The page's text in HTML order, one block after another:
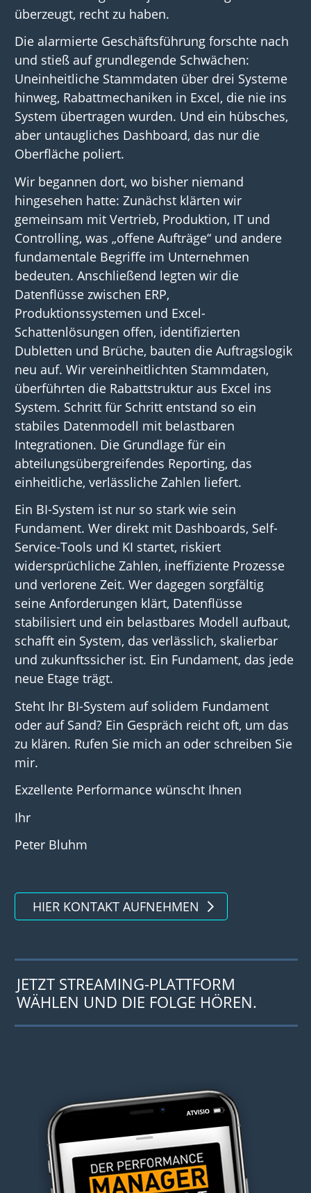
überzeugt, recht zu haben.
Die alarmierteGeschäftsführung forschte nach
und stieß auf grundlegendeSchwächen:
Uneinheitliche Stammdaten über drei Systeme
hinweg, Rabattmechaniken in Excel, die nie ins
System übertragen wurden. Und ein hübsches,
aber untaugliches Dashboard, das nur die
Oberfläche poliert.
Wirbegannen dort, wo bisher niemand
hingesehen hatte: Zunächst klärten wir
gemeinsam mit Vertrieb, Produktion, IT und
Controlling, was „offene Aufträge“ und andere
fundamentale Begriffe im Unternehmen
bedeuten. Anschließend legten wir die
Datenflüsse zwischen ERP,
Produktionssystemen und Excel-
Schattenlösungen offen, identifizierten
Dubletten und Brüche, bauten die Auftragslogik
neu auf. Wir vereinheitlichten Stammdaten,
überführten die Rabattstrukturaus Excel ins
System. Schritt für Schritt entstand so ein
stabiles Datenmodell mit belastbaren
Integrationen. Die Grundlage für ein
abteilungsübergreifendes Reporting, das
einheitliche, verlässliche Zahlen liefert.
Ein BI-System ist nur so stark wie sein
Fundament. Wer direkt mit Dashboards, Self-
Service-Tools und KI startet, riskiert
widersprüchliche Zahlen, ineffiziente Prozesse
und verlorene Zeit. Wer dagegen sorgfältig
seine Anforderungen klärt, Datenflüsse
stabilisiert und ein belastbares Modell aufbaut,
schafft ein System, das verlässlich, skalierbar
und zukunftssicher ist. Ein Fundament, das jede
neue Etage trägt.
Steht Ihr BI-System auf solidem Fundament
oder auf Sand? Ein Gespräch reicht oft, um das
zu klären. Rufen Sie mich an oder schreiben Sie
mir.
Exzellente Performance wünscht Ihnen
Ihr
Peter Bluhm
HIER KONTAKT AUFNEHMEN
JETZT STREAMING-PLATTFORM
WÄHLEN UND DIE FOLGE HÖREN.